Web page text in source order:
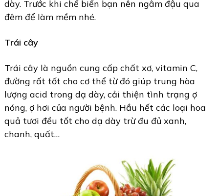
dày. Trước khi chế biến bạn nên ngâm đậu qua
đêm để làm mềm nhé.
Trái cây
Trái cây là nguồn cung cấp chất xơ, vitamin C,
đường rất tốt cho cơ thể từ đó giúp trung hòa
lượng acid trong dạ dày, cải thiện tình trạng ợ
nóng, ợ hơi của người bệnh. Hầu hết các loại hoa
quả tươi đều tốt cho dạ dày trừ đu đủ xanh,
chanh, quất…